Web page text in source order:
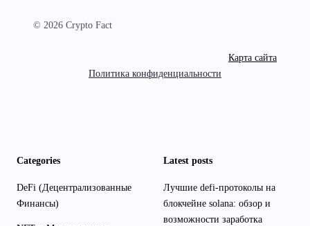
© 2026 Crypto Fact
Карта сайта
Политика конфиденциальности
Categories
DeFi (Децентрализованные
Финансы)
Latest posts
Лучшие defi-протоколы на
блокчейне solana: обзор и
возможности заработка